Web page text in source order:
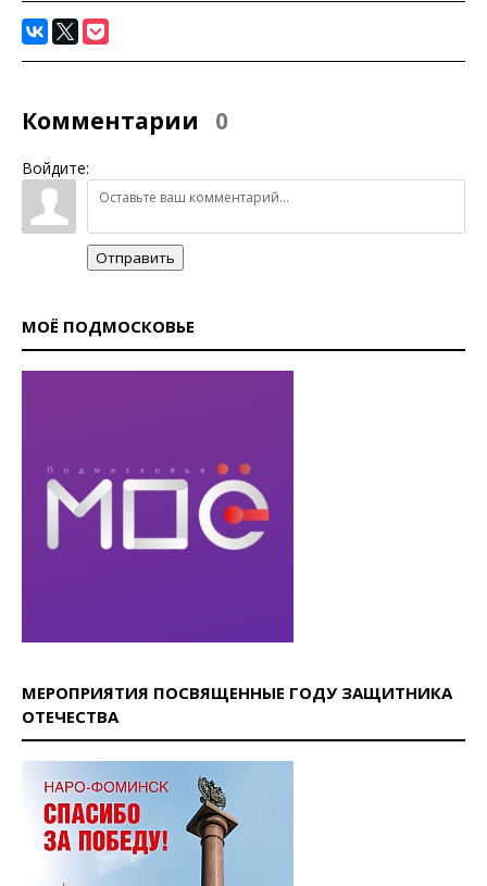
Комментарии 0
Войдите:
Отправить
МОЁ ПОДМОСКОВЬЕ
МЕРОПРИЯТИЯ ПОСВЯЩЕННЫЕ ГОДУ ЗАЩИТНИКА
ОТЕЧЕСТВА